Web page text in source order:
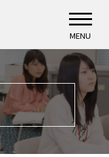
MENU